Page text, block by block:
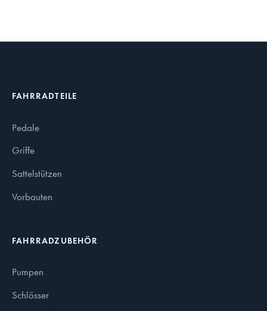
FAHRRADTEILE
Pedale
Griffe
Sattelstützen
Vorbauten
FAHRRADZUBEHÖR
Pumpen
Schlösser